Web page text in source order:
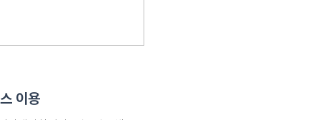
이용